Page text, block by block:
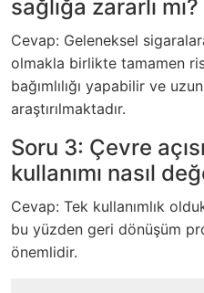
sağlığa zararlı mı?
Cevap: Geleneksel
olmakla birlikte tamamen
bağımlılığı yapabilir ve
araştırılmaktadır.
Soru 3: Çevre
kullanımı nasıl
Cevap: Tek kullanımlık
bu yüzden geri dönüşüm
önemlidir.